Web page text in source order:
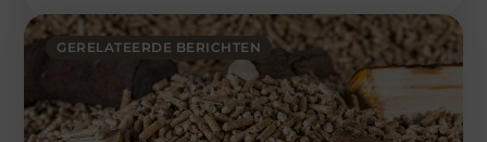
GERELATEERDE BERICHTEN